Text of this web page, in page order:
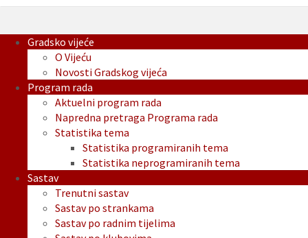
Gradsko vijeće
O Vijeću
Novosti Gradskog vijeća
Program rada
Aktuelni program rada
Napredna pretraga Programa rada
Statistika tema
Statistika programiranih tema
Statistika neprogramiranih tema
Sastav
Trenutni sastav
Sastav po strankama
Sastav po radnim tijelima